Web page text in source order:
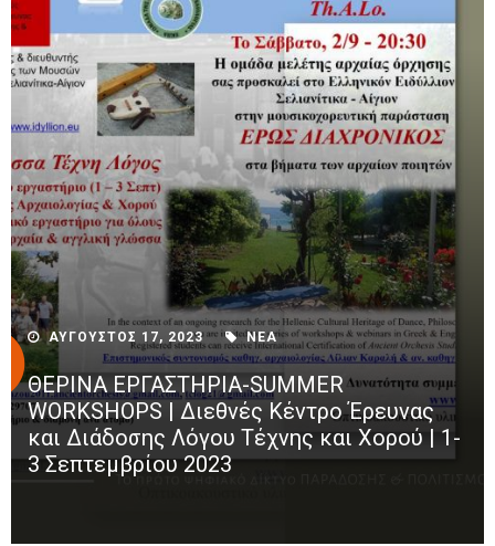
ΑΥΓΟΥΣΤΟΣ 17, 2023 ΝΕΑ
ΘΕΡΙΝΑ ΕΡΓΑΣΤΗΡΙΑ-SUMMER
WORKSHOPS | Διεθνές Κέντρο Έρευνας
και Διάδοσης Λόγου Τέχνης και Χορού | 1-
3 Σεπτεμβρίου 2023